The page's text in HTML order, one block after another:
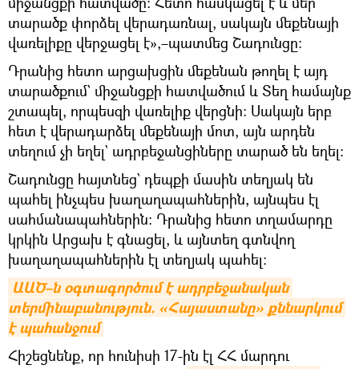
տարածք փորձել վերադառնալ, սակայն մեքենայի
վառելիքը վերջացել է»,–պատմեց Շադունցը։
Դրանից հետո արցախցին մեքենան թողել է այդ
տարածքում` միջանցքի հատվածում և Տեղ համայնք
շտապել, որպեսզի վառելիք վերցնի։ Սակայն երբ
հետ է վերադարձել մեքենայի մոտ, այն արդեն
տեղում չի եղել` ադրբեջանցիները տարած են եղել։
Շադունցը հայտնեց` դեպքի մասին տեղյակ են
պահել ինչպես խաղաղապահներին, այնպես էլ
սահմանապահներին։ Դրանից հետո տղամարդը
կրկին Արցախ է գնացել, և այնտեղ գտնվող
խաղաղապահներին էլ տեղյակ պահել։
ԱԱԾ–ն օգտագործում է ադրբեջանական
տերմինաբանություն. «Հայաստանը» քննարկում
է պահանջում
Հիշեցնենք, որ հունիսի 17-ին էլ ՀՀ մարդու